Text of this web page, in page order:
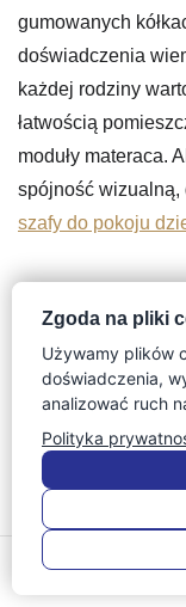
gumowanych
doświadczenia
każdej rodziny
łatwością
moduły materaca.
spójność wizualną,
szafy do pokoju
lata to
Świadome i
Innowacyjne
udowadnia, że
w parze. Tego
uciążliwe
Zamiast tracić
Zgoda na pliki
Używamy plików
doświadczenia,
analizować ruch
Polityka